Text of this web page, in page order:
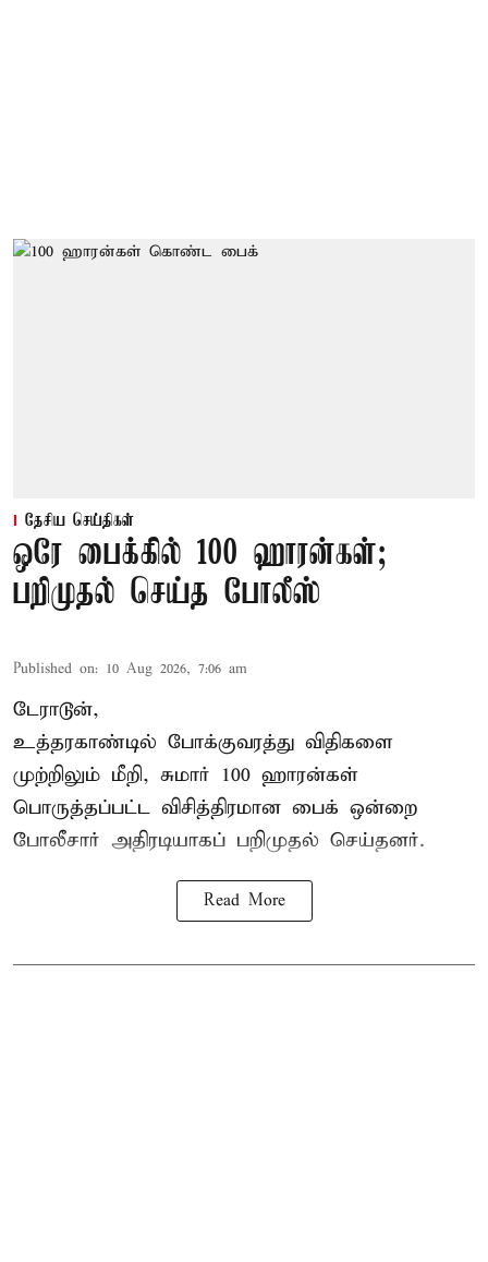
தேசிய செய்திகள்
ஒரே பைக்கில் 100 ஹாரன்கள்;
பறிமுதல் செய்த போலீஸ்
Published on: 10 Aug 2026, 7:06 am
டேராடூன்,
உத்தரகாண்டில் போக்குவரத்து விதிகளை
முற்றிலும் மீறி, சுமார் 100 ஹாரன்கள்
பொருத்தப்பட்ட விசித்திரமான பைக் ஒன்றை
போலீசார் அதிரடியாகப் பறிமுதல் செய்தனர்.
Read More